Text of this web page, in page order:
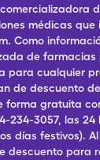
comercializadora
médicas que
Como
de
para cualquier
de descuento
forma gratuita
234-3057, las 24
días festivos).
descuento para